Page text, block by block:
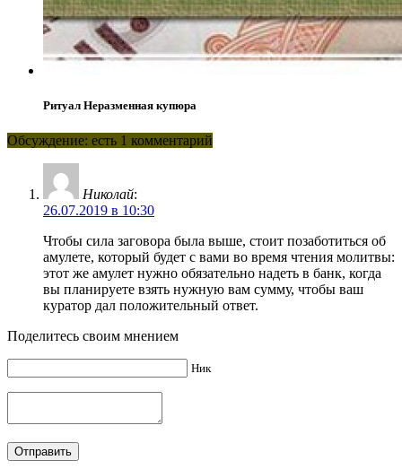
Ритуал Неразменная купюра
Обсуждение: есть 1 комментарий
Николай:
26.07.2019 в 10:30
Чтобы сила заговора была выше, стоит позаботиться об
амулете, который будет с вами во время чтения молитвы:
этот же амулет нужно обязательно надеть в банк, когда
вы планируете взять нужную вам сумму, чтобы ваш
куратор дал положительный ответ.
Поделитесь своим мнением
Ник